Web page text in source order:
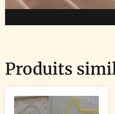
Produits